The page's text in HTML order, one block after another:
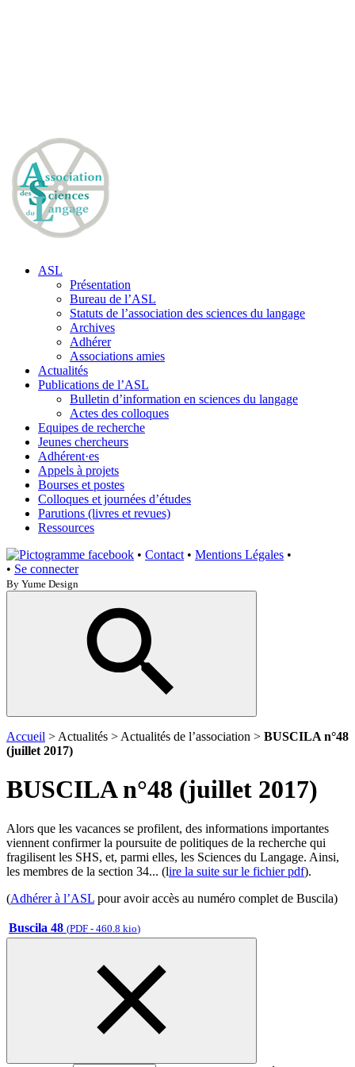
ASL
Présentation
Bureau de l’ASL
Statuts de l’association des sciences du langage
Archives
Adhérer
Associations amies
Actualités
Publications de l’ASL
Bulletin d’information en sciences du langage
Actes des colloques
Equipes de recherche
Jeunes chercheurs
Adhérent·es
Appels à projets
Bourses et postes
Colloques et journées d’études
Parutions (livres et revues)
Ressources
• Contact • Mentions Légales •
• Se connecter
By Yume Design
Accueil > Actualités > Actualités de l’association > BUSCILA n°48
(juillet 2017)
BUSCILA n°48 (juillet 2017)
Alors que les vacances se profilent, des informations importantes
viennent confirmer la poursuite de politiques de la recherche qui
fragilisent les SHS, et, parmi elles, les Sciences du Langage. Ainsi,
les membres de la section 34... (lire la suite sur le fichier pdf).
(Adhérer à l’ASL pour avoir accès au numéro complet de Buscila)
Buscila 48 (PDF - 460.8 kio)